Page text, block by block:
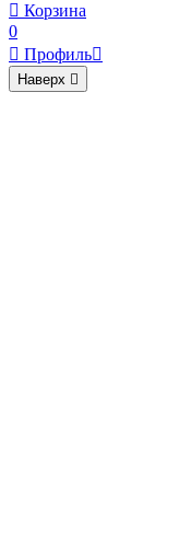
 Корзина
0
 Профиль
Наверх 